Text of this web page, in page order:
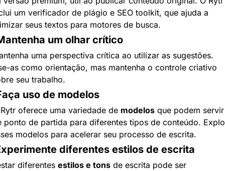
um verificador de plágio e SEO toolkit, que ajuda a
seus textos para motores de busca.
um olhar crítico
uma perspectiva crítica ao utilizar as sugestões.
as como orientação, mas mantenha o controle criativo
seu trabalho.
uso de modelos
oferece uma variedade de modelos que podem servir
ponto de partida para diferentes tipos de conteúdo.
modelos para acelerar seu processo de escrita.
diferentes estilos de escrita
diferentes estilos e tons de escrita pode ser